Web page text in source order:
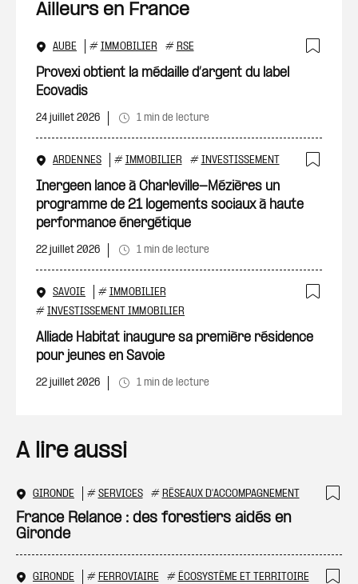
Ailleurs en France
AUBE # IMMOBILIER # RSE
Provexi obtient la médaille d’argent du label
Ecovadis
24 juillet 2026 1 min de lecture
ARDENNES # IMMOBILIER # INVESTISSEMENT
Inergeen lance à Charleville-Mézières un
programme de 21 logements sociaux à haute
performance énergétique
22 juillet 2026 1 min de lecture
SAVOIE # IMMOBILIER
# INVESTISSEMENT IMMOBILIER
Alliade Habitat inaugure sa première résidence
pour jeunes en Savoie
22 juillet 2026 1 min de lecture
A lire aussi
GIRONDE # SERVICES # RÉSEAUX D'ACCOMPAGNEMENT
France Relance : des forestiers aidés en
Gironde
GIRONDE # FERROVIAIRE # ÉCOSYSTÈME ET TERRITOIRE